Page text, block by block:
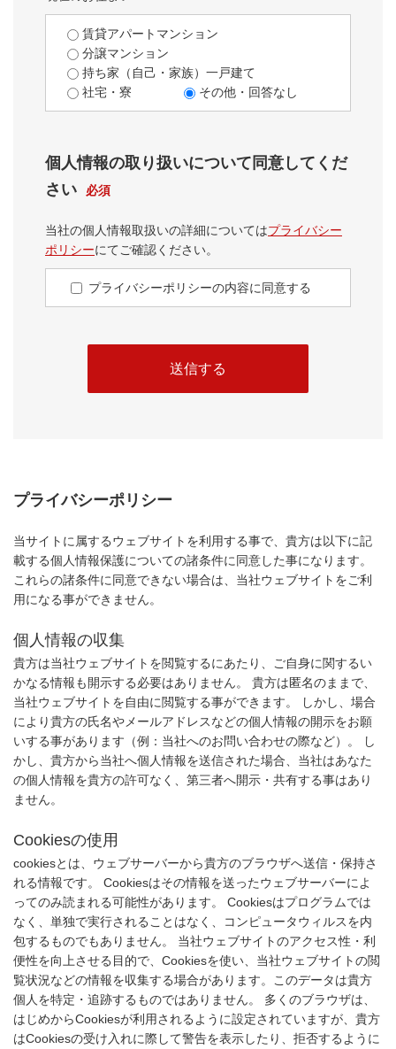
賃貸アパートマンション
分譲マンション
持ち家（自己・家族）一戸建て
社宅・寮
その他・回答なし
個人情報の取り扱いについて同意してくだ
さい
必須
当社の個人情報取扱いの詳細についてはプライバシー
ポリシーにてご確認ください。
プライバシーポリシーの内容に同意する
プライバシーポリシー
当サイトに属するウェブサイトを利用する事で、貴方は以下に記
載する個人情報保護についての諸条件に同意した事になります。
これらの諸条件に同意できない場合は、当社ウェブサイトをご利
用になる事ができません。
個人情報の収集
貴方は当社ウェブサイトを閲覧するにあたり、ご自身に関するい
かなる情報も開示する必要はありません。 貴方は匿名のままで、
当社ウェブサイトを自由に閲覧する事ができます。 しかし、場合
により貴方の氏名やメールアドレスなどの個人情報の開示をお願
いする事があります（例：当社へのお問い合わせの際など）。 し
かし、貴方から当社へ個人情報を送信された場合、当社はあなた
の個人情報を貴方の許可なく、第三者へ開示・共有する事はあり
ません。
Cookiesの使用
cookiesとは、ウェブサーバーから貴方のブラウザへ送信・保持さ
れる情報です。 Cookiesはその情報を送ったウェブサーバーによ
ってのみ読まれる可能性があります。 Cookiesはプログラムでは
なく、単独で実行されることはなく、コンピュータウィルスを内
包するものでもありません。 当社ウェブサイトのアクセス性・利
便性を向上させる目的で、Cookiesを使い、当社ウェブサイトの閲
覧状況などの情報を収集する場合があります。このデータは貴方
個人を特定・追跡するものではありません。 多くのブラウザは、
はじめからCookiesが利用されるように設定されていますが、貴方
はCookiesの受け入れに際して警告を表示したり、拒否するように